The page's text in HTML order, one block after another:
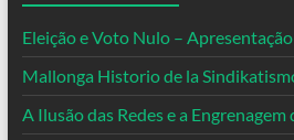
Eleição e Voto Nulo –
Mallonga Historio de la
A Ilusão das Redes e a Engrenagem